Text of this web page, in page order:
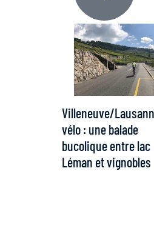
Villeneuve/
vélo : une balade
bucolique entre lac
Léman et vignobles